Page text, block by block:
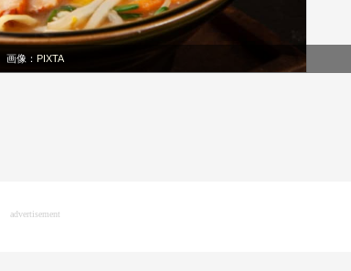
画像： PIXTA
advertisement